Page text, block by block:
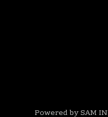
Powered by SAM